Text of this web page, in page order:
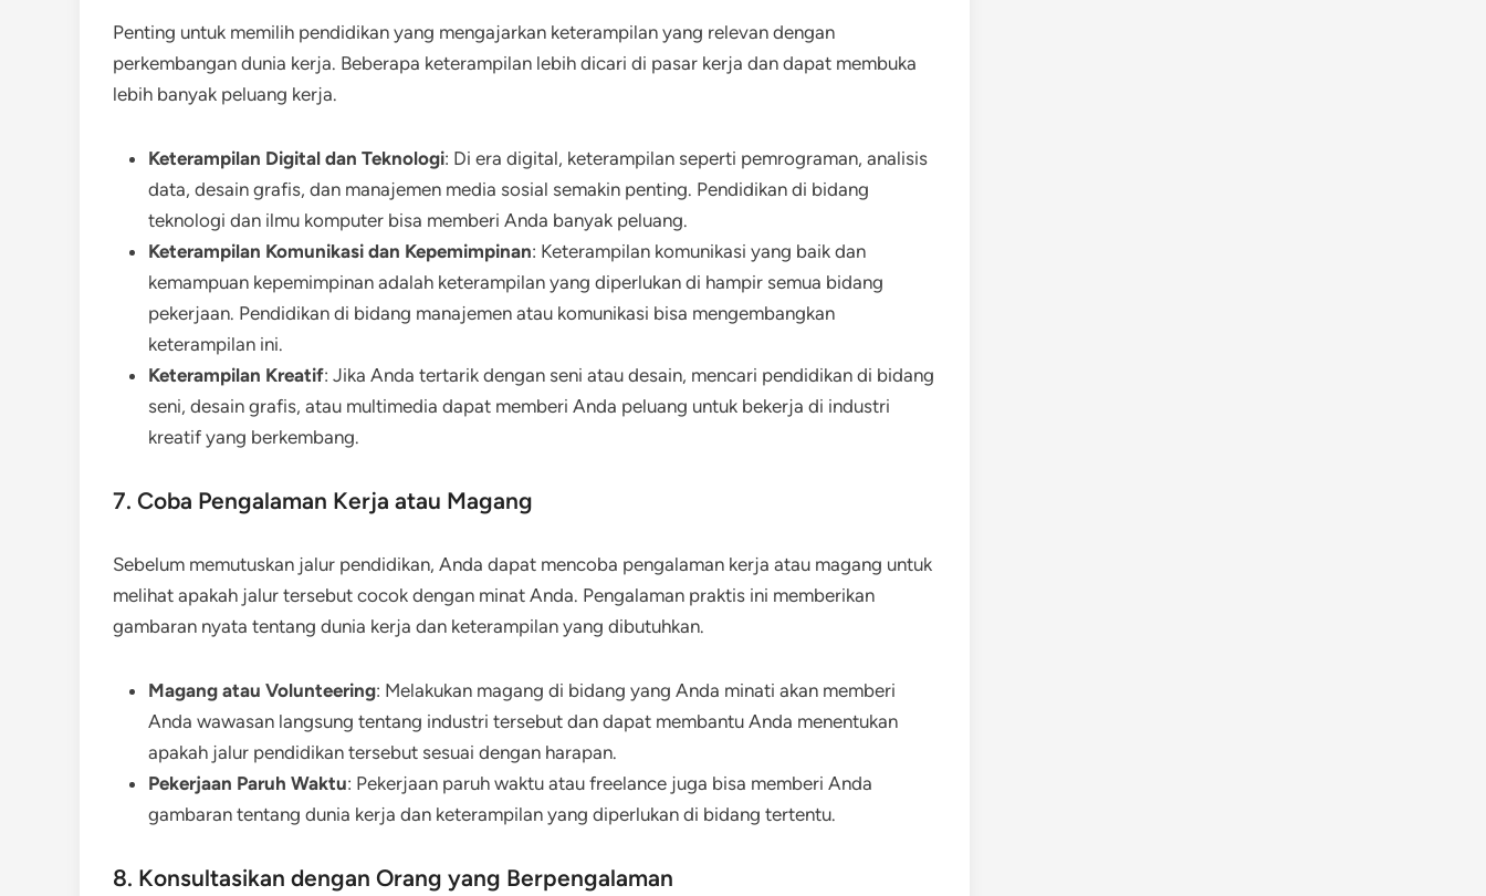
Penting untuk memilih pendidikan yang mengajarkan keterampilan yang relevan dengan
perkembangan dunia kerja. Beberapa keterampilan lebih dicari di pasar kerja dan dapat membuka
lebih banyak peluang kerja.
Keterampilan Digital dan Teknologi: Di era digital, keterampilan seperti pemrograman, analisis
data, desain grafis, dan manajemen media sosial semakin penting. Pendidikan di bidang
teknologi dan ilmu komputer bisa memberi Anda banyak peluang.
Keterampilan Komunikasi dan Kepemimpinan: Keterampilan komunikasi yang baik dan
kemampuan kepemimpinan adalah keterampilan yang diperlukan di hampir semua bidang
pekerjaan. Pendidikan di bidang manajemen atau komunikasi bisa mengembangkan
keterampilan ini.
Keterampilan Kreatif: Jika Anda tertarik dengan seni atau desain, mencari pendidikan di bidang
seni, desain grafis, atau multimedia dapat memberi Anda peluang untuk bekerja di industri
kreatif yang berkembang.
7. Coba Pengalaman Kerja atau Magang
Sebelum memutuskan jalur pendidikan, Anda dapat mencoba pengalaman kerja atau magang untuk
melihat apakah jalur tersebut cocok dengan minat Anda. Pengalaman praktis ini memberikan
gambaran nyata tentang dunia kerja dan keterampilan yang dibutuhkan.
Magang atau Volunteering: Melakukan magang di bidang yang Anda minati akan memberi
Anda wawasan langsung tentang industri tersebut dan dapat membantu Anda menentukan
apakah jalur pendidikan tersebut sesuai dengan harapan.
Pekerjaan Paruh Waktu: Pekerjaan paruh waktu atau freelance juga bisa memberi Anda
gambaran tentang dunia kerja dan keterampilan yang diperlukan di bidang tertentu.
8. Konsultasikan dengan Orang yang Berpengalaman